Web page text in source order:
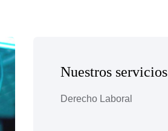
MINERONuestros servicios
Derecho Laboral